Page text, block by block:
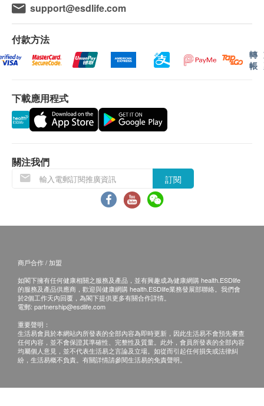
產品特點
適用於Aarke 氣泡水/梳打水機
不銹鋼材質
輕巧實用，可外出攜帶
800ml
訂單香港潔淨水有限公司將安排返回倉庫及退款。
送貨地區:
香港島、九龍、新界及離島：大嶼山地區（東涌／愉
景灣／赤臘角／香港迪士尼／馬灣)
島徧遠地區（梅窩／貝澳／長沙／塘福／石壁／昂坪
／大澳／ 長洲／南丫島)
以上地區訂單由順豐（香港）派送
直達或沒有升降機設備之收貨地點。
簽收時需核對身份。
於簽收前，客戶不能拆開包裝盒驗貨。 速遞員會於客
戶簽收後離開，未能等待開機試用。
如收件人未能親自簽收，可委托他人簽收。
簽收後，如商品出現質量問題，如功能性故障。請您
即時聯繫香港潔淨水有限公司客戶服務中心，電話
34660000。
所有於香港潔淨水有限公司購買之貨品，不論是香港
support@esdlife.com
付款方法
轉
帳
下載應用程式
關注我們
訂閱
商戶合作 / 加盟
如閣下擁有任何健康相關之服務及產品，並有興趣成為健康網購 health.ESDlife
的服務及產品供應商，歡迎與健康網購 health.ESDlife業務發展部聯絡。我們會
於2個工作天內回覆，為閣下提供更多有關合作詳情。
電郵: partnership@esdlife.com
重要聲明：
生活易會員於本網站內所發表的全部內容為即時更新，因此生活易不會預先審查
任何內容，並不會保證其準確性、完整性及質量。此外，會員所發表的全部內容
均屬個人意見，並不代表生活易之言論及立場。如從而引起任何損失或法律糾
紛，生活易概不負責。有關詳情請參閱生活易的免責聲明。